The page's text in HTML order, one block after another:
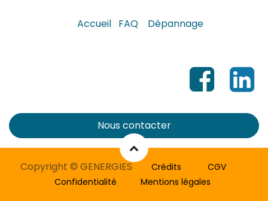
Accueil FAQ Dépannage
Nous contacter
Copyright © GENERGIES Crédits
​​​CGV
Confidentialité​
Mentions légales